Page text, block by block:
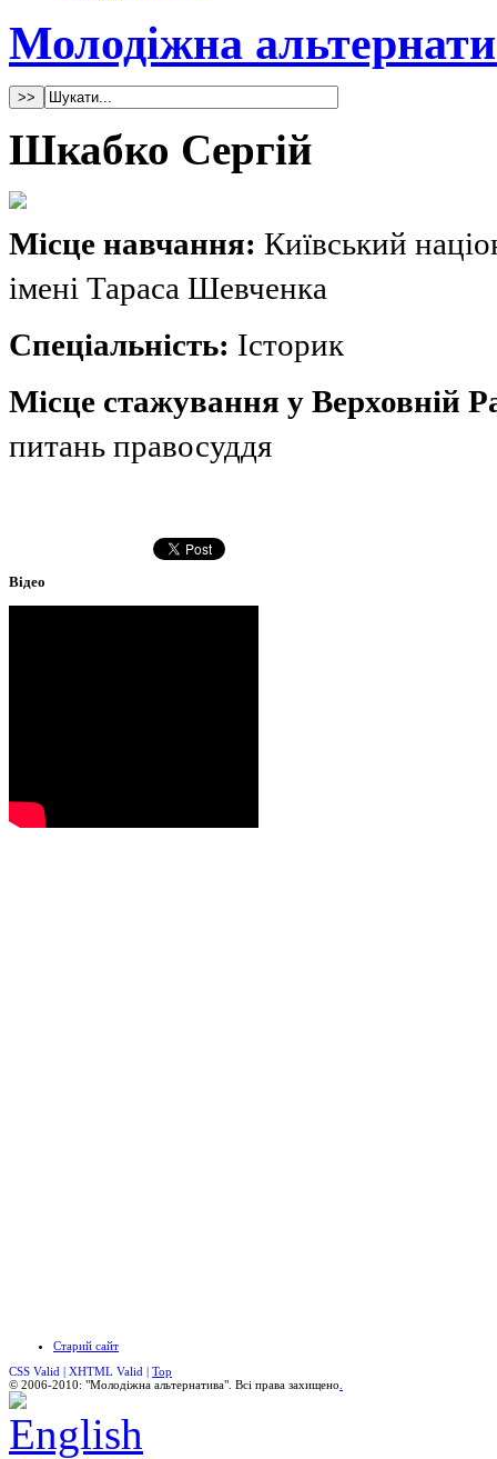
Молодіжна
Шкабко Сергій
Мiсце навчання: Київський
імені Тараса Шевченка
Спеціальність: Історик
Мiсце стажування у Верховнiй
питань правосуддя
Відео
Старий сайт
CSS Valid | XHTML Valid | Top
© 2006-2010: "Молодіжна альтернатива". Всі права захищено